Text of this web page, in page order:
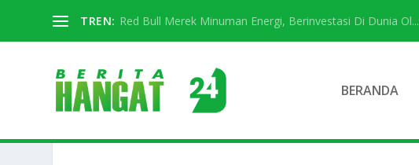
TREN: Red Bull Merek Minuman Energi, Berinvestasi Di Dunia Ol...
BERANDA